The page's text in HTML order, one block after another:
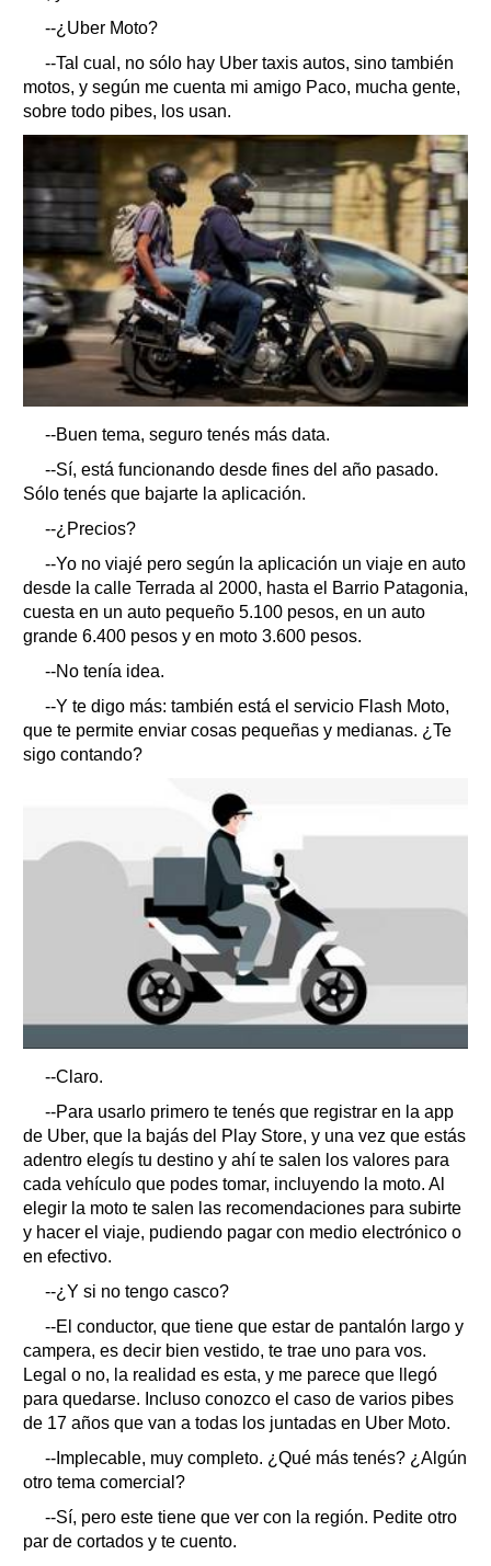
--¿Uber Moto?
--Tal cual, no sólo hay Uber taxis autos, sino también
motos, y según me cuenta mi amigo Paco, mucha gente,
sobre todo pibes, los usan.
--Buen tema, seguro tenés más data.
--Sí, está funcionando desde fines del año pasado.
Sólo tenés que bajarte la aplicación.
--¿Precios?
--Yo no viajé pero según la aplicación un viaje en auto
desde la calle Terrada al 2000, hasta el Barrio Patagonia,
cuesta en un auto pequeño 5.100 pesos, en un auto
grande 6.400 pesos y en moto 3.600 pesos.
--No tenía idea.
--Y te digo más: también está el servicio Flash Moto,
que te permite enviar cosas pequeñas y medianas. ¿Te
sigo contando?
--Claro.
--Para usarlo primero te tenés que registrar en la app
de Uber, que la bajás del Play Store, y una vez que estás
adentro elegís tu destino y ahí te salen los valores para
cada vehículo que podes tomar, incluyendo la moto. Al
elegir la moto te salen las recomendaciones para subirte
y hacer el viaje, pudiendo pagar con medio electrónico o
en efectivo.
--¿Y si no tengo casco?
--El conductor, que tiene que estar de pantalón largo y
campera, es decir bien vestido, te trae uno para vos.
Legal o no, la realidad es esta, y me parece que llegó
para quedarse. Incluso conozco el caso de varios pibes
de 17 años que van a todas los juntadas en Uber Moto.
--Implecable, muy completo. ¿Qué más tenés? ¿Algún
otro tema comercial?
--Sí, pero este tiene que ver con la región. Pedite otro
par de cortados y te cuento.